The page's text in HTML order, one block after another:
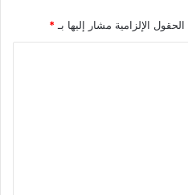
الحقول الإلزامية مشار إليها بـ *